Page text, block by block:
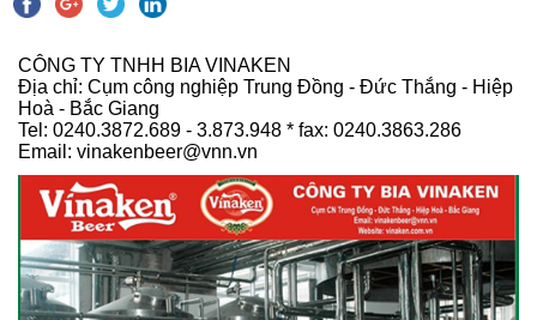
CÔNG TY TNHH BIA VINAKEN
Địa chỉ: Cụm công nghiệp Trung Đồng - Đức Thắng - Hiệp
Hoà - Bắc Giang
Tel: 0240.3872.689 - 3.873.948 * fax: 0240.3863.286
Email: vinakenbeer@vnn.vn